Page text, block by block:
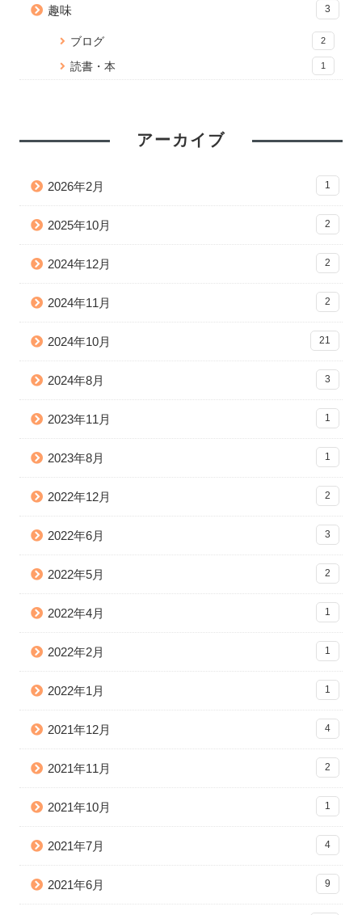
趣味 3
ブログ 2
読書・本 1
アーカイブ
2026年2月 1
2025年10月 2
2024年12月 2
2024年11月 2
2024年10月 21
2024年8月 3
2023年11月 1
2023年8月 1
2022年12月 2
2022年6月 3
2022年5月 2
2022年4月 1
2022年2月 1
2022年1月 1
2021年12月 4
2021年11月 2
2021年10月 1
2021年7月 4
2021年6月 9